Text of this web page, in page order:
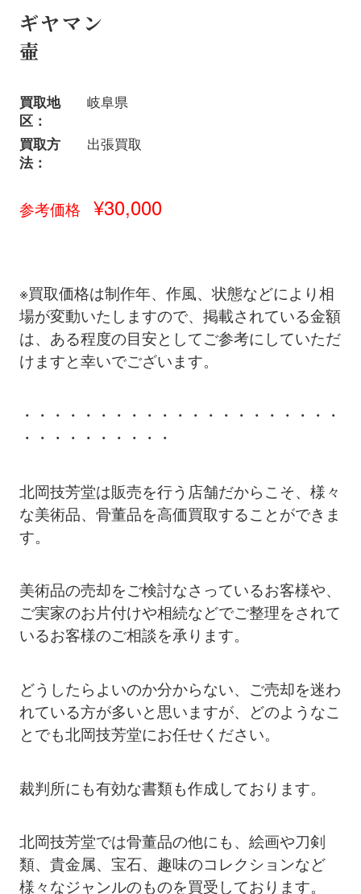
ギヤマン
壷
買取地
区：
岐阜県
買取方
法：
出張買取
参考価格 ¥30,000
※買取価格は制作年、作風、状態などにより相
場が変動いたしますので、掲載されている金額
は、ある程度の目安としてご参考にしていただ
けますと幸いでございます。
・・・・・・・・・・・・・・・・・・・・・
・・・・・・・・・・
北岡技芳堂は販売を行う店舗だからこそ、様々
な美術品、骨董品を高価買取することができま
す。
美術品の売却をご検討なさっているお客様や、
ご実家のお片付けや相続などでご整理をされて
いるお客様のご相談を承ります。
どうしたらよいのか分からない、ご売却を迷わ
れている方が多いと思いますが、どのようなこ
とでも北岡技芳堂にお任せください。
裁判所にも有効な書類も作成しております。
北岡技芳堂では骨董品の他にも、絵画や刀剣
類、貴金属、宝石、趣味のコレクションなど
様々なジャンルのものを買受しております。